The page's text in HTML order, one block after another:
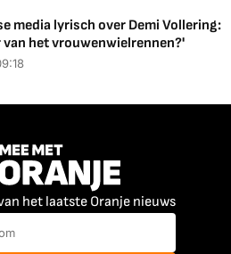
media lyrisch over Demi Vollering:
van het vrouwenwielrennen?'
het laatste Oranje nieuws